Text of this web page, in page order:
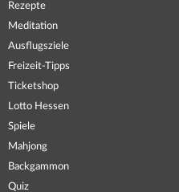
Rezepte
Meditation
Ausflugsziele
Freizeit-Tipps
Ticketshop
Lotto Hessen
Spiele
Mahjong
Backgammon
Quiz